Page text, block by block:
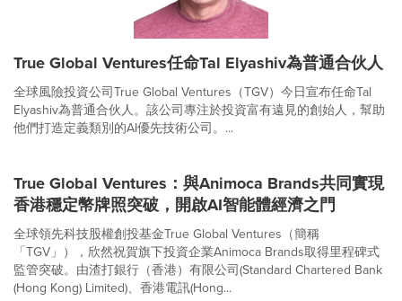
True Global Ventures任命Tal Elyashiv為普通合伙人
全球風險投資公司True Global Ventures（TGV）今日宣布任命Tal
Elyashiv為普通合伙人。該公司專注於投資富有遠見的創始人，幫助
他們打造定義類別的AI優先技術公司。...
True Global Ventures：與Animoca Brands共同實現
香港穩定幣牌照突破，開啟AI智能體經濟之門
全球領先科技股權創投基金True Global Ventures（簡稱
「TGV」），欣然祝賀旗下投資企業Animoca Brands取得里程碑式
監管突破。由渣打銀行（香港）有限公司(Standard Chartered Bank
(Hong Kong) Limited)、香港電訊(Hong...